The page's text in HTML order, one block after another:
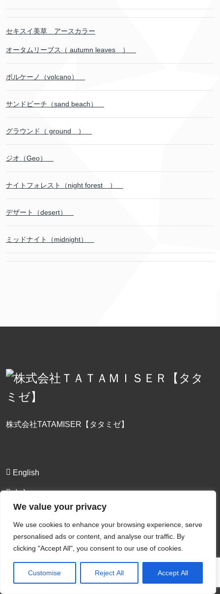
We value your privacy
We use cookies to enhance your browsing experience, serve
personalised ads or content, and analyse our traffic. By
clicking "Accept All", you consent to our use of cookies.
Customise Reject All Accept All
セキスイ美草 アースカラー
オータムリーブス（ autumn leaves ）
ボルケーノ（volcano）
サンドビーチ（sand beach）
グラウンド（ ground ）
ジオ（Geo）
ナイトフォレスト（night forest ）
デザート（desert）
ミッドナイト（midnight）
株式会社TATAMISER【タタミゼ】
English
中文
事業案内
お問合わせ
お客様の畳部屋事例